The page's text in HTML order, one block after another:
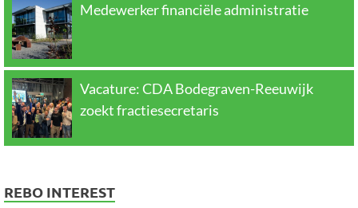
Medewerker financiële administratie
Vacature: CDA Bodegraven-Reeuwijk
zoekt fractiesecretaris
REBO INTEREST